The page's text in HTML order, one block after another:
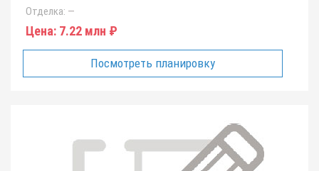
Отделка: —
Цена: 7.22 млн ₽
Посмотреть планировку